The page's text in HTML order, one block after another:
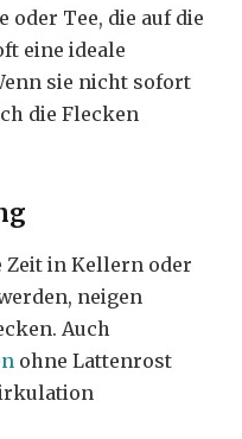
oder Tee, die auf die
eine ideale
sie nicht sofort
die Flecken
Zeit in Kellern oder
neigen
Auch
ohne Lattenrost